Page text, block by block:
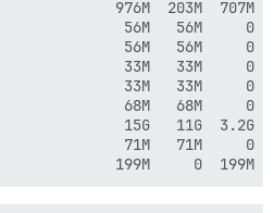
976M  203M  707M
56M   56M     0
56M   56M     0
33M   33M     0
33M   33M     0
68M   68M     0
15G   11G  3.2G  78% /
71M   71M     0